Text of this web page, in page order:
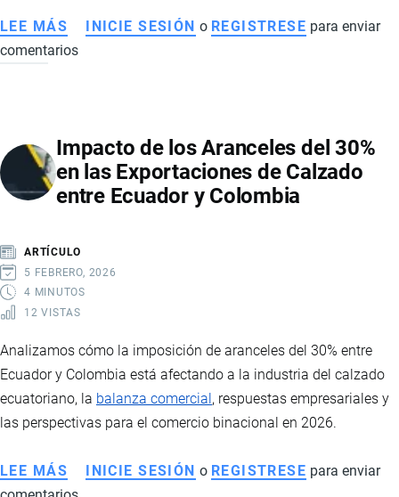
LEE MÁS SOBRE
CÓMO
DESDE
ECUADOR
A
INICIE SESIÓN o REGISTRESE para enviar
comentarios
Impacto de los Aranceles del 30%
en las Exportaciones de Calzado
entre Ecuador y Colombia
ARTÍCULO
5 FEBRERO, 2026
4 MINUTOS
12 VISTAS
Analizamos cómo la imposición de aranceles del 30% entre
Ecuador y Colombia está afectando a la industria del calzado
ecuatoriano, la balanza comercial, respuestas empresariales y
las perspectivas para el comercio binacional en 2026.
LEE MÁS SOBRE
INICIE SESIÓN o REGISTRESE para enviar